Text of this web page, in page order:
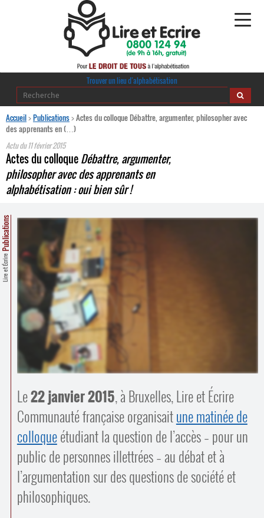
Alphabétisation
Trouver un lieu d’alphabétisation
Accueil>Publications>Actes du colloque Débattre, argumenter, philosopher avec
des apprenants en (…)
Actu du11 février 2015
Actes du colloqueDébattre, argumenter,
philosopher avec des apprenants en
alphabétisation : oui bien sûr !
Lire et Écrire
Publications
Le22 janvier 2015, à Bruxelles, Lire et Écrire
Communauté française organisaitune matinée de
colloqueétudiant la question de l’accès – pour un
public de personnes illettrées – au débat et à
l’argumentation sur des questions de société et
philosophiques.